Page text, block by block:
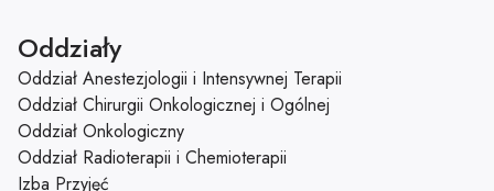
Oddziały
Oddział Anestezjologii i Intensywnej Terapii
Oddział Chirurgii Onkologicznej i Ogólnej
Oddział Onkologiczny
Oddział Radioterapii i Chemioterapii
Izba Przyjęć